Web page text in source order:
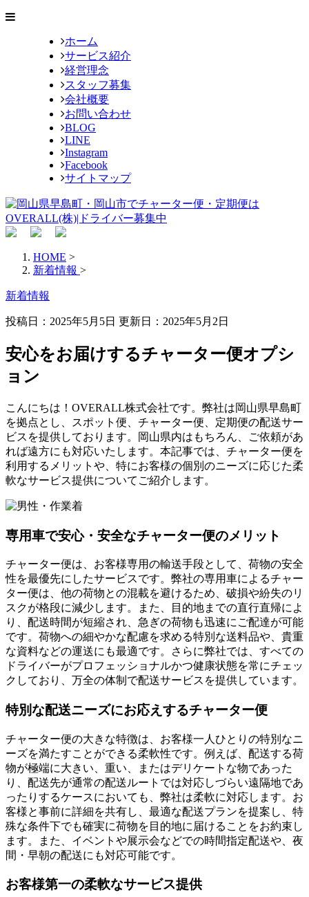
ホーム
サービス紹介
経営理念
スタッフ募集
会社概要
お問い合わせ
BLOG
LINE
Instagram
Facebook
サイトマップ
HOME >
新着情報 >
新着情報
投稿日：2025年5月5日 更新日： 2025年5月2日
安心をお届けするチャーター便オプシ
ョン
こんにちは！OVERALL株式会社です。弊社は岡山県早島町
を拠点とし、スポット便、チャーター便、定期便の配送サー
ビスを提供しております。岡山県内はもちろん、ご依頼があ
れば遠方にも対応いたします。本記事では、チャーター便を
利用するメリットや、特にお客様の個別のニーズに応じた柔
軟なサービス提供についてご紹介します。
専用車で安心・安全なチャーター便のメリット
チャーター便は、お客様専用の輸送手段として、荷物の安全
性を最優先にしたサービスです。弊社の専用車によるチャー
ター便は、他の荷物との混載を避けるため、破損や紛失のリ
スクが格段に減少します。また、目的地までの直行直帰によ
り、配送時間が短縮され、急ぎの荷物も迅速にご配達が可能
です。荷物への細やかな配慮を求める特別な送料品や、貴重
な資料などの運送にも最適です。さらに弊社では、すべての
ドライバーがプロフェッショナルかつ健康状態を常にチェッ
クしており、万全の体制で配送サービスを提供しています。
特別な配送ニーズにお応えするチャーター便
チャーター便の大きな特徴は、お客様一人ひとりの特別なニ
ーズを満たすことができる柔軟性です。例えば、配送する荷
物が極端に大きい、重い、またはデリケートな物であった
り、配送先が通常の配送ルートでは対応しづらい遠隔地であ
ったりするケースにおいても、弊社は柔軟に対応します。お
客様と事前に詳細を共有し、最適な配送プランを提案し、特
殊な条件下でも確実に荷物を目的地に届けることをお約束し
ます。また、イベントや展示会などでの時間指定配送や、夜
間・早朝の配送にも対応可能です。
お客様第一の柔軟なサービス提供